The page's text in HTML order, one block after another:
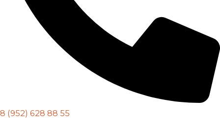
8 (952) 628 88 55